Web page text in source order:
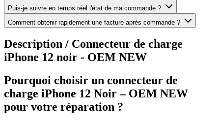
Puis-je suivre en temps réel l'état de ma commande ?
Comment obtenir rapidement une facture après commande ?
Description / Connecteur de charge
iPhone 12 noir - OEM NEW
Pourquoi choisir un connecteur de
charge iPhone 12 Noir – OEM NEW
pour votre réparation ?